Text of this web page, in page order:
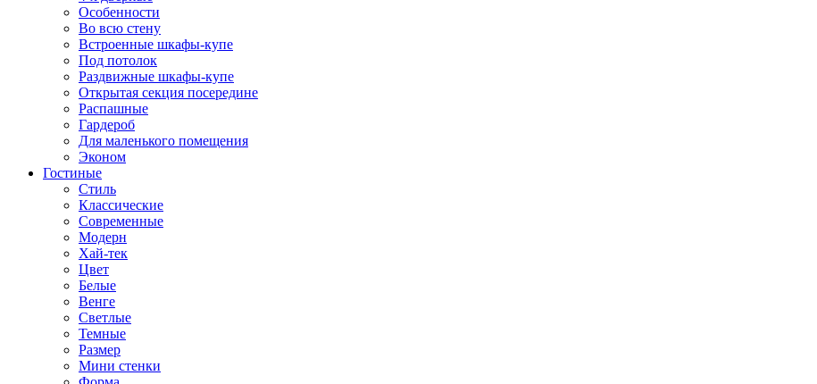
Особенности
Во всю стену
Встроенные шкафы-купе
Под потолок
Раздвижные шкафы-купе
Открытая секция посередине
Распашные
Гардероб
Для маленького помещения
Эконом
Гостиные
Стиль
Классические
Современные
Модерн
Хай-тек
Цвет
Белые
Венге
Светлые
Темные
Размер
Мини стенки